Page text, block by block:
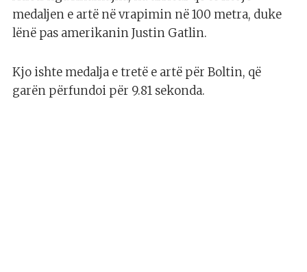
medaljen e artë në vrapimin në 100 metra, duke
lënë pas amerikanin Justin Gatlin.
Kjo ishte medalja e tretë e artë për Boltin, që
garën përfundoi për 9.81 sekonda.